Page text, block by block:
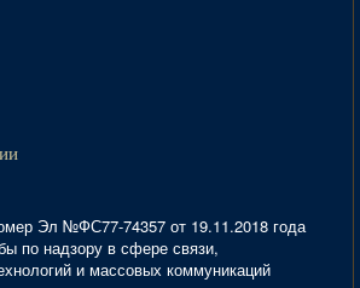
Эл №ФС77-74357 от 19.11.2018 года
по надзору в сфере связи,
и массовых коммуникаций